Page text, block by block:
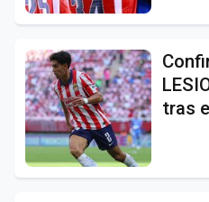
tras